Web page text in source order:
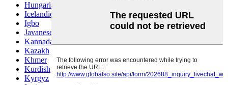
Hungarian
Icelandic
Igbo
Javanese
Kannada
Kazakh
Khmer
Kurdish
Kyrgyz